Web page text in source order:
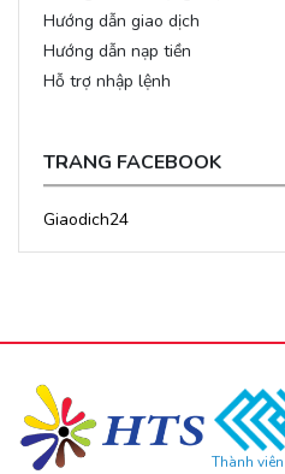
Hướng dẫn giao dịch
Hướng dẫn nạp tiền
Hỗ trợ nhập lệnh
TRANG FACEBOOK
Giaodich24
Thành